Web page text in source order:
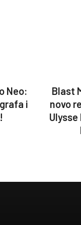
Neo:
i
Blast
novo